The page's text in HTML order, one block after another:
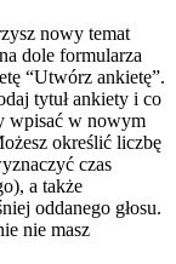
nowy temat
dole formularza
“Utwórz ankietę”.
tytuł ankiety i co
wpisać w nowym
określić liczbę
czas
a także
oddanego głosu.
nie masz